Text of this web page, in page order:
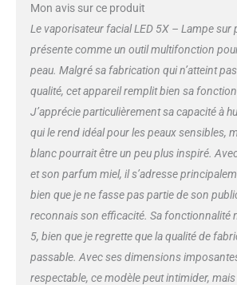
meilleure
peut améliorer
raffermir et
flasque.
avancée :
vapoteurs
frais, de
absorbent les
particules de
bactéries de la
peau. De
peau pour
L'ozone peut
votre peau
Mon avis sur ce produit
Le vaporisateur facial LED 5X – Lampe sur
présente comme un outil multifonction
peau. Malgré sa fabrication qui n’atteint
qualité, cet appareil remplit bien sa
J’apprécie particulièrement sa capacité à
qui le rend idéal pour les peaux sensibles,
blanc pourrait être un peu plus inspiré.
et son parfum miel, il s’adresse
bien que je ne fasse pas partie de son
reconnais son efficacité. Sa fonctionnalité
5, bien que je regrette que la qualité de
passable. Avec ses dimensions
respectable, ce modèle peut intimider,